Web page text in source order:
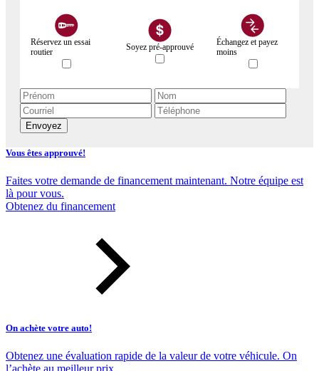
Réservez un essai
routier
Soyez pré-approuvé
Échangez et payez
moins
Envoyez
Vous êtes approuvé!
Faites votre demande de financement maintenant. Notre équipe est
là pour vous.
Obtenez du financement
On achète votre auto!
Obtenez une évaluation rapide de la valeur de votre véhicule. On